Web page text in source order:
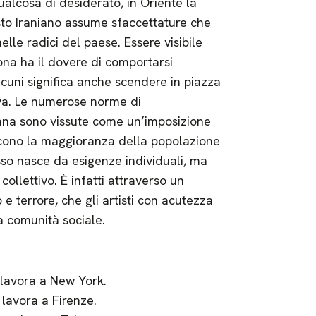
Iraniano assume sfaccettature che
radici del paese. Essere visibile
ha il dovere di comportarsi
significa anche scendere in piazza
Le numerose norme di
sono vissute come un’imposizione
la maggioranza della popolazione
nasce da esigenze individuali, ma
È infatti attraverso un
terrore, che gli artisti con acutezza
comunità sociale.
a New York.
lavora a Firenze.